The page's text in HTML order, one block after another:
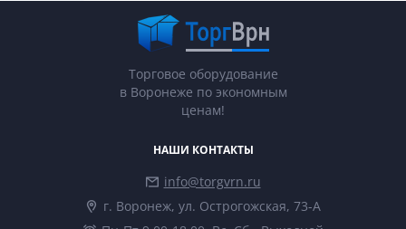
Торговое оборудование
в Воронеже по экономным
ценам!
НАШИ КОНТАКТЫ
info@torgvrn.ru
г. Воронеж, ул. Острогожская, 73-А